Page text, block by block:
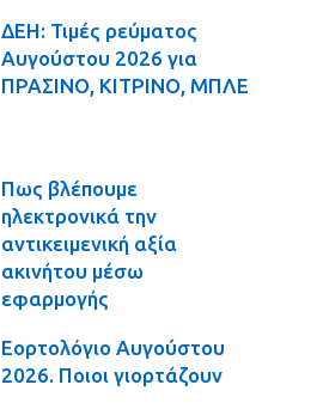
ΔΕΗ: Τιμές ρεύματος
Αυγούστου 2026 για
ΠΡΑΣΙΝΟ, ΚΙΤΡΙΝΟ, ΜΠΛΕ
Πως βλέπουμε
ηλεκτρονικά την
αντικειμενική αξία
ακινήτου μέσω
εφαρμογής
Εορτολόγιο Αυγούστου
2026. Ποιοι γιορτάζουν